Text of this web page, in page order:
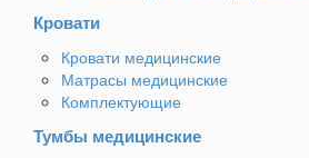
Кровати
Кровати медицинские
Матрасы медицинские
Комплектующие
Тумбы медицинские